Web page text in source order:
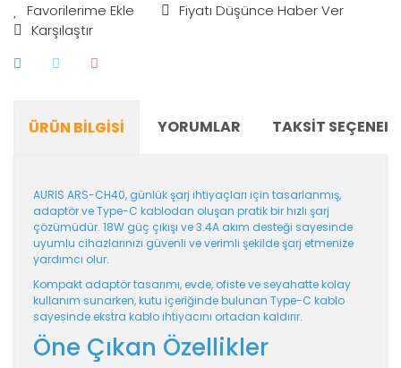
Fiyatı Düşünce Haber Ver
Karşılaştır
ÜRÜN BILGISI YORUMLAR TAKSIT
AURIS ARS-CH40, günlük şarj ihtiyaçları için tasarlanmış,
adaptör ve Type-C kablodan oluşan pratik bir hızlı şarj
çözümüdür. 18W güç çıkışı ve 3.4A akım desteği sayesinde
uyumlu cihazlarınızı güvenli ve verimli şekilde şarj etmenize
yardımcı olur.
Kompakt adaptör tasarımı, evde, ofiste ve seyahatte kolay
kullanım sunarken, kutu içeriğinde bulunan Type-C kablo
sayesinde ekstra kablo ihtiyacını ortadan kaldırır.
Öne Çıkan Özellikler